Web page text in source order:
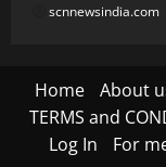
scnnewsindia.com
Home About
TERMS and
Log In
For